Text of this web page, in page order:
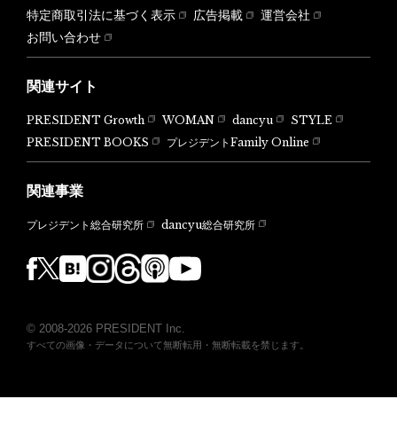
特定商取引法に基づく表示
広告掲載
運営会社
お問い合わせ
関連サイト
PRESIDENT Growth WOMAN dancyu
STYLE
PRESIDENT BOOKS
プレジデントFamily Online
関連事業
プレジデント総合研究所 dancyu総合研究所
© 2008-2026 PRESIDENT Inc.
すべての画像・データについて無断転用・無断転載を禁じます。